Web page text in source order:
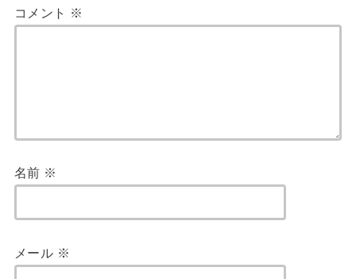
コメント ※
名前 ※
メール ※